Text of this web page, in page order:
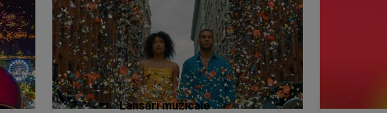
Lansări muzicale